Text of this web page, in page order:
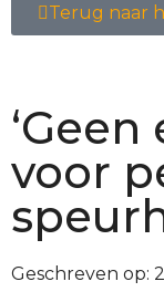
Terug naar
voor
Geschreven op: